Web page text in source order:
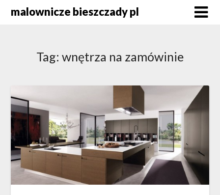
malownicze bieszczady pl
Tag: wnętrza na zamówinie